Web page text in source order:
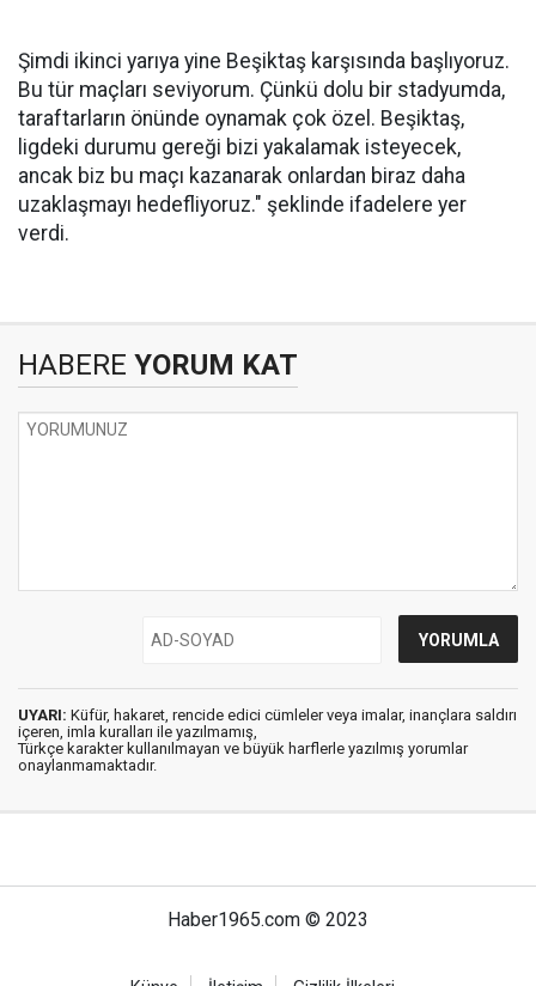
Şimdi ikinci yarıya yine Beşiktaş karşısında başlıyoruz.
Bu tür maçları seviyorum. Çünkü dolu bir stadyumda,
taraftarların önünde oynamak çok özel. Beşiktaş,
ligdeki durumu gereği bizi yakalamak isteyecek,
ancak biz bu maçı kazanarak onlardan biraz daha
uzaklaşmayı hedefliyoruz." şeklinde ifadelere yer
verdi.
HABERE YORUM KAT
UYARI: Küfür, hakaret, rencide edici cümleler veya imalar, inançlara saldırı
içeren, imla kuralları ile yazılmamış,
Türkçe karakter kullanılmayan ve büyük harflerle yazılmış yorumlar
onaylanmamaktadır.
Haber1965.com © 2023